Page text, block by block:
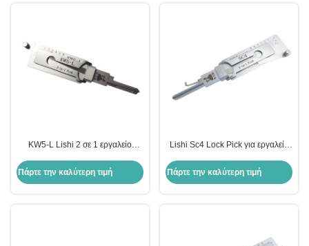
KW5-L Lishi 2 σε 1 εργαλείο
Ατσάλι
Πάρτε την καλύτερη τιμή
Lishi Sc4 Lock Pick για εργαλεία
Πάρτε την καλύτερη τιμή